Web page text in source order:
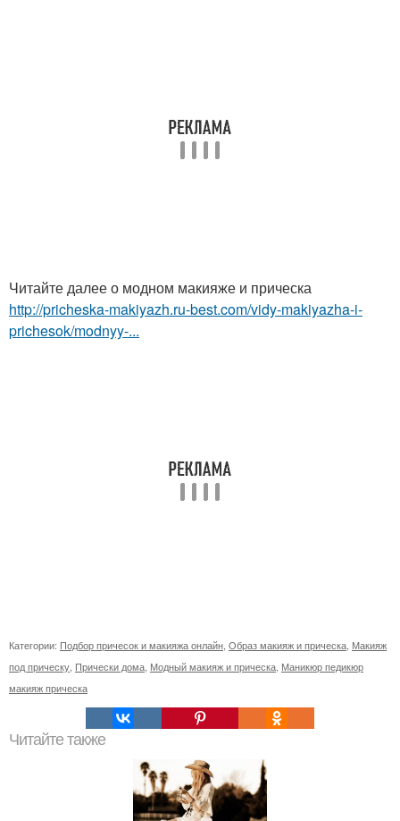
Читайте далее о модном макияже и прическа
http://pricheska-makiyazh.ru-best.com/vidy-makiyazha-i-
prichesok/modnyy-...
Категории: Подбор причесок и макияжа онлайн Образ макияж и прическа Макияж
под прическу Прически дома Модный макияж и прическа Маникюр педикюр
макияж прическа
Читайте также